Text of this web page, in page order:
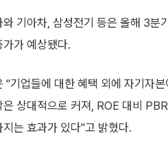
와 기아차, 삼성전기 등은 올해 3분
가가 예상됐다.
"기업들에 대한 혜택 외에 자기자
상대적으로 커져, ROE 대비
지는 효과가 있다"고 밝혔다.